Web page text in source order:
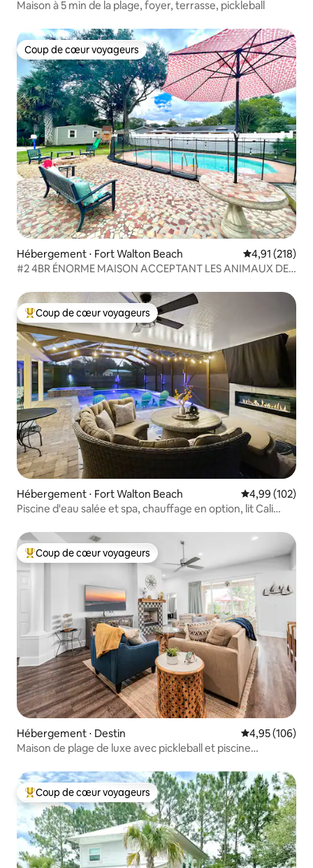
Maison à 5 min de la plage, foyer, terrasse, pickleball
Coup de cœur voyageurs
Coup de cœur voyageurs
Hébergement ⋅ Fort Walton Beach Évaluation
4,91 (218)
#2 4BR ÉNORME MAISON ACCEPTANT LES ANIMAUX DE
Coups de cœur voyageurs les plus appréciés
Coup de cœur voyageurs
Hébergement ⋅ Fort Walton Beach Évaluation
4,99 (102)
Piscine d'eau salée et spa, chauffage en option, lit Cali
Coups de cœur voyageurs les plus appréciés
Coup de cœur voyageurs
Hébergement ⋅ Destin Évaluation
4,95 (106)
Maison de plage de luxe avec pickleball et piscine
Coups de cœur voyageurs les plus appréciés
Coup de cœur voyageurs